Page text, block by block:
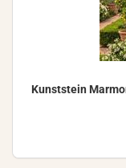
Kunst­stein